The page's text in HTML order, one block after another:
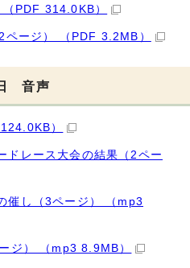
PDF 314.0KB）
ージ） （PDF 3.2MB）
音声
）
ドレース大会の結果（2ペー
催し（3ページ） （mp3
ジ） （mp3 8.9MB）